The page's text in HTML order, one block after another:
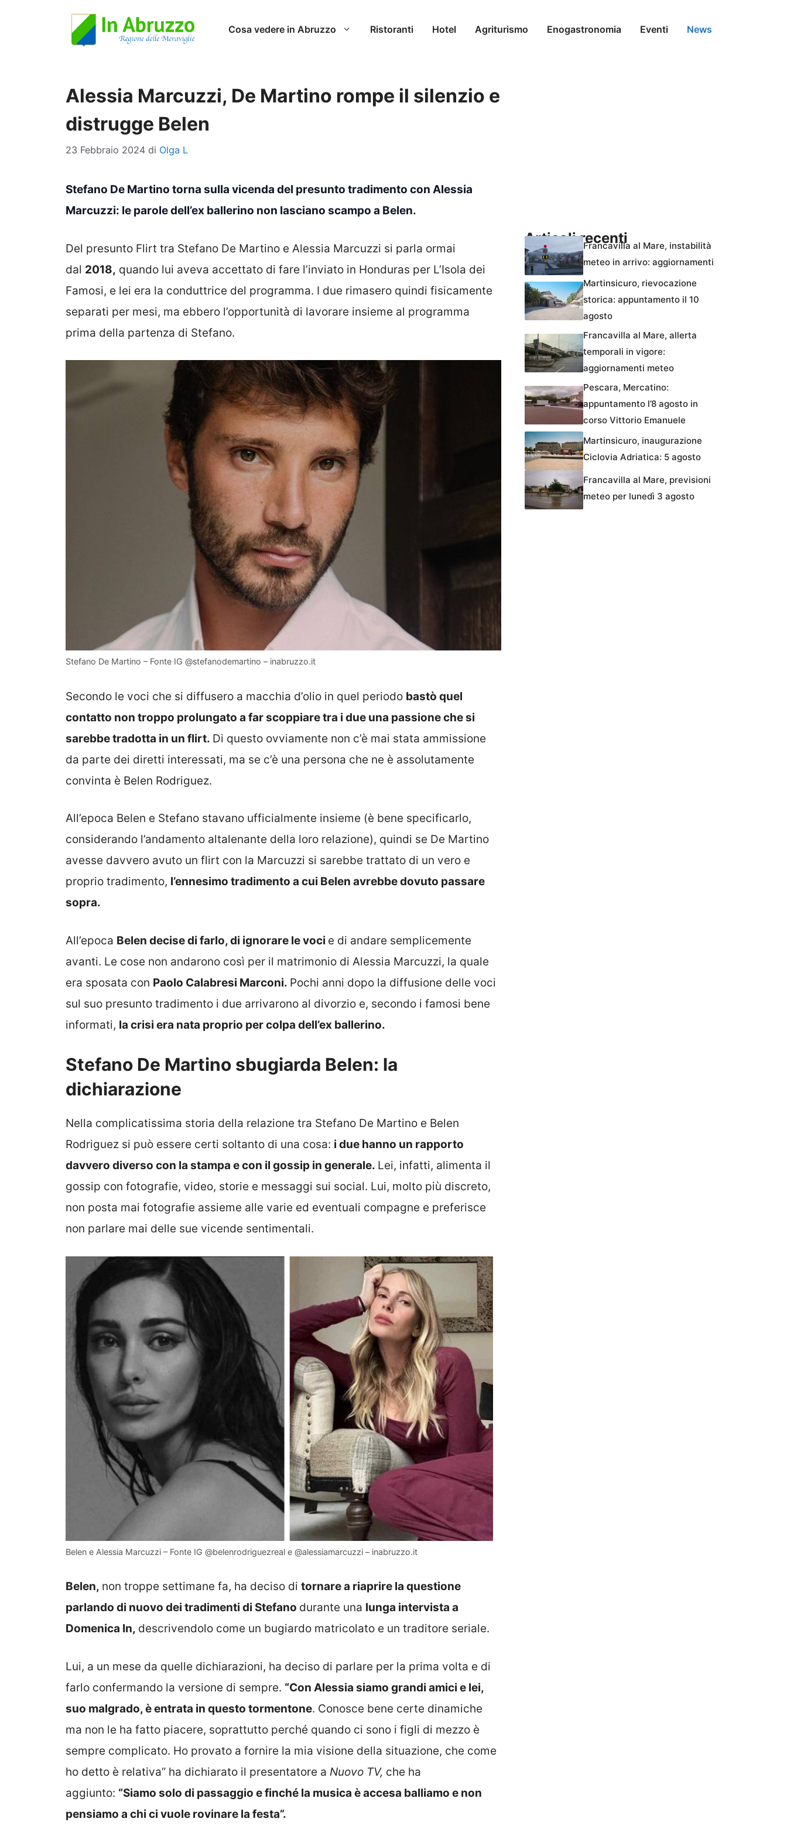
Cosa vedere in Abruzzo Ristoranti Hotel Agriturismo Enogastronomia Eventi News
Alessia Marcuzzi, De Martino rompe il silenzio e
distrugge Belen
23 Febbraio 2024 di Olga L
Stefano De Martino torna sulla vicenda del presunto tradimento con Alessia
Marcuzzi: le parole dell’ex ballerino non lasciano scampo a Belen.
Del presunto Flirt tra Stefano De Martino e Alessia Marcuzzi si parla ormai
dal 2018, quando lui aveva accettato di fare l’inviato in Honduras per L’Isola dei
Famosi, e lei era la conduttrice del programma. I due rimasero quindi fisicamente
separati per mesi, ma ebbero l’opportunità di lavorare insieme al programma
prima della partenza di Stefano.
Stefano De Martino – Fonte IG @stefanodemartino – inabruzzo.it
Secondo le voci che si diffusero a macchia d’olio in quel periodo bastò quel
contatto non troppo prolungato a far scoppiare tra i due una passione che si
sarebbe tradotta in un flirt. Di questo ovviamente non c’è mai stata ammissione
da parte dei diretti interessati, ma se c’è una persona che ne è assolutamente
convinta è Belen Rodriguez.
All’epoca Belen e Stefano stavano ufficialmente insieme (è bene specificarlo,
considerando l’andamento altalenante della loro relazione), quindi se De Martino
avesse davvero avuto un flirt con la Marcuzzi si sarebbe trattato di un vero e
proprio tradimento, l’ennesimo tradimento a cui Belen avrebbe dovuto passare
sopra.
All’epoca Belen decise di farlo, di ignorare le voci e di andare semplicemente
avanti. Le cose non andarono così per il matrimonio di Alessia Marcuzzi, la quale
era sposata con Paolo Calabresi Marconi. Pochi anni dopo la diffusione delle voci
sul suo presunto tradimento i due arrivarono al divorzio e, secondo i famosi bene
informati, la crisi era nata proprio per colpa dell’ex ballerino.
Stefano De Martino sbugiarda Belen: la
dichiarazione
Nella complicatissima storia della relazione tra Stefano De Martino e Belen
Rodriguez si può essere certi soltanto di una cosa: i due hanno un rapporto
davvero diverso con la stampa e con il gossip in generale. Lei, infatti, alimenta il
gossip con fotografie, video, storie e messaggi sui social. Lui, molto più discreto,
non posta mai fotografie assieme alle varie ed eventuali compagne e preferisce
non parlare mai delle sue vicende sentimentali.
Belen e Alessia Marcuzzi – Fonte IG @belenrodriguezreal e @alessiamarcuzzi – inabruzzo.it
Belen, non troppe settimane fa, ha deciso di tornare a riaprire la questione
parlando di nuovo dei tradimenti di Stefano durante una lunga intervista a
Domenica In, descrivendolo come un bugiardo matricolato e un traditore seriale.
Lui, a un mese da quelle dichiarazioni, ha deciso di parlare per la prima volta e di
farlo confermando la versione di sempre. “Con Alessia siamo grandi amici e lei,
suo malgrado, è entrata in questo tormentone. Conosce bene certe dinamiche
ma non le ha fatto piacere, soprattutto perché quando ci sono i figli di mezzo è
sempre complicato. Ho provato a fornire la mia visione della situazione, che come
ho detto è relativa” ha dichiarato il presentatore a Nuovo TV, che ha
aggiunto: “Siamo solo di passaggio e finché la musica è accesa balliamo e non
pensiamo a chi ci vuole rovinare la festa”.
Articoli recentiFrancavilla al Mare, instabilità
meteo in arrivo: aggiornamenti
Martinsicuro, rievocazione
storica: appuntamento il 10
agosto
Francavilla al Mare, allerta
temporali in vigore:
aggiornamenti meteo
Pescara, Mercatino:
appuntamento l’8 agosto in
corso Vittorio Emanuele
Martinsicuro, inaugurazione
Ciclovia Adriatica: 5 agosto
Francavilla al Mare, previsioni
meteo per lunedì 3 agosto